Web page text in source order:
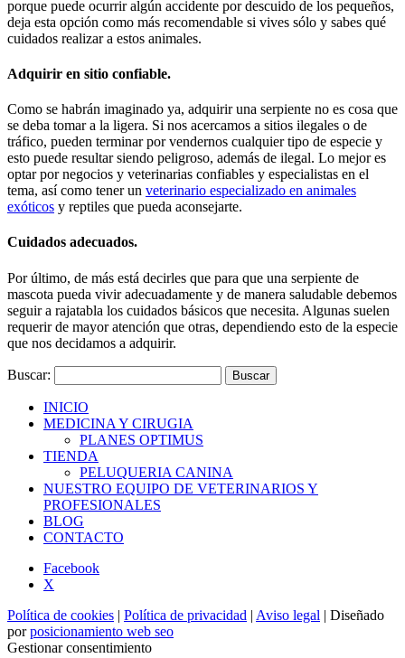
porque puede ocurrir algún accidente por descuido de los pequeños,
deja esta opción como más recomendable si vives sólo y sabes qué
cuidados realizar a estos animales.
Adquirir en sitio confiable.
Como se habrán imaginado ya, adquirir una serpiente no es cosa que
se deba tomar a la ligera. Si nos acercamos a sitios ilegales o de
tráfico, pueden terminar por vendernos cualquier tipo de especie y
esto puede resultar siendo peligroso, además de ilegal. Lo mejor es
optar por negocios y veterinarias confiables y especialistas en el
tema, así como tener un veterinario especializado en animales
exóticos y reptiles que pueda aconsejarte.
Cuidados adecuados.
Por último, de más está decirles que para que una serpiente de
mascota pueda vivir adecuadamente y de manera saludable debemos
seguir a rajatabla los cuidados básicos que necesita. Algunas suelen
requerir de mayor atención que otras, dependiendo esto de la especie
que nos decidamos a adquirir.
Buscar:
INICIO
MEDICINA Y CIRUGIA
PLANES OPTIMUS
TIENDA
PELUQUERIA CANINA
NUESTRO EQUIPO DE VETERINARIOS Y
PROFESIONALES
BLOG
CONTACTO
Facebook
X
Política de cookies | Política de privacidad | Aviso legal | Diseñado
porposicionamiento web seo
Gestionar consentimiento